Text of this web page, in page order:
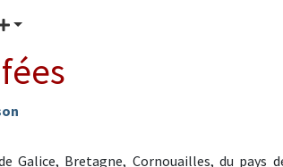
Plus
Galice, Bretagne, Cornouailles, du